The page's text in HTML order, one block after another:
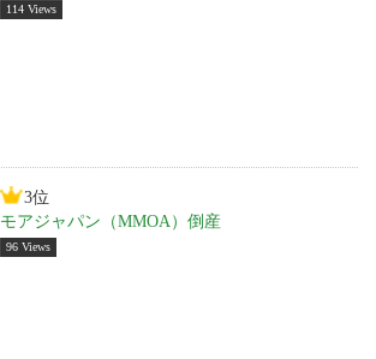
114 Views
3位
モアジャパン（MMOA）倒産
96 Views